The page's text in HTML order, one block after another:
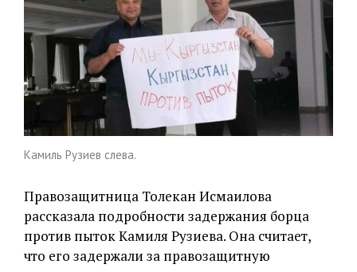
Камиль Рузиев слева.
Правозащитница Толекан Исмаилова
рассказала подробности задержания борца
против пыток Камиля Рузиева. Она считает,
что его задержали за правозащитную